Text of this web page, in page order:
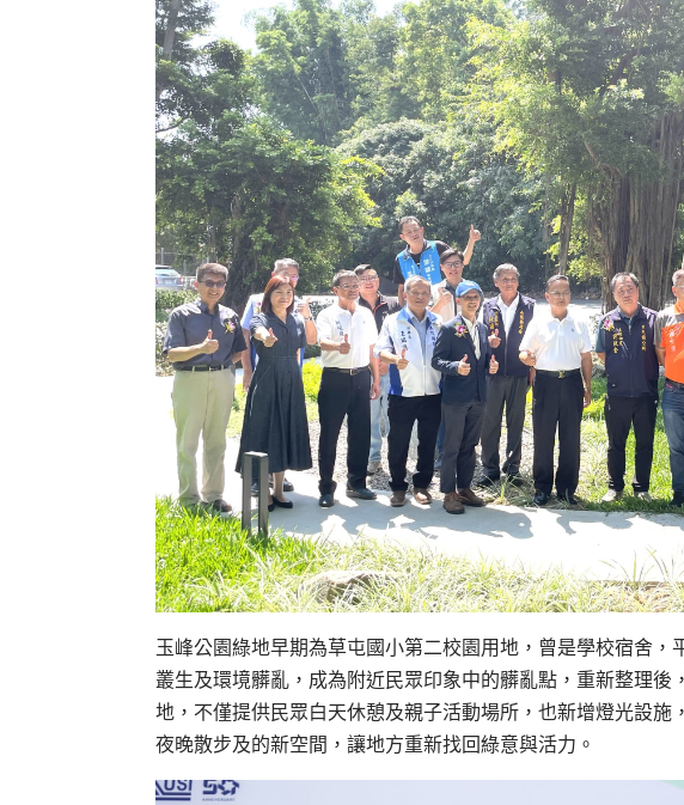
玉峰公園綠地早期為草屯國小第二校園用地，曾是學校宿舍
叢生及環境髒亂，成為附近民眾印象中的髒亂點，重新整理
地，不僅提供民眾白天休憩及親子活動場所，也新增燈光設施
夜晚散步及的新空間，讓地方重新找回綠意與活力。